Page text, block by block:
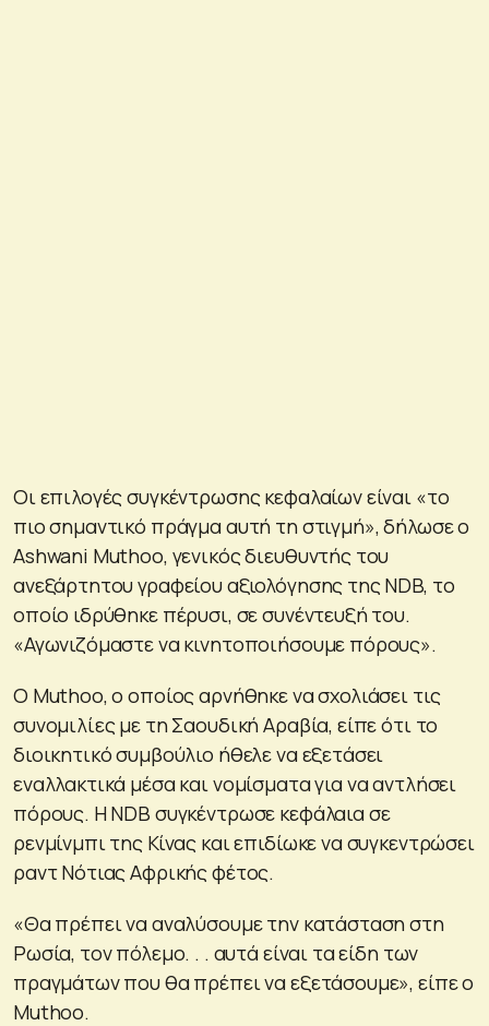
Οι επιλογές συγκέντρωσης κεφαλαίων είναι «το
πιο σημαντικό πράγμα αυτή τη στιγμή», δήλωσε ο
Ashwani Muthoo, γενικός διευθυντής του
ανεξάρτητου γραφείου αξιολόγησης της NDB, το
οποίο ιδρύθηκε πέρυσι, σε συνέντευξή του.
«Αγωνιζόμαστε να κινητοποιήσουμε πόρους».
Ο Muthoo, ο οποίος αρνήθηκε να σχολιάσει τις
συνομιλίες με τη Σαουδική Αραβία, είπε ότι το
διοικητικό συμβούλιο ήθελε να εξετάσει
εναλλακτικά μέσα και νομίσματα για να αντλήσει
πόρους. Η NDB συγκέντρωσε κεφάλαια σε
ρενμίνμπι της Κίνας και επιδίωκε να συγκεντρώσει
ραντ Νότιας Αφρικής φέτος.
«Θα πρέπει να αναλύσουμε την κατάσταση στη
Ρωσία, τον πόλεμο. . . αυτά είναι τα είδη των
πραγμάτων που θα πρέπει να εξετάσουμε», είπε ο
Muthoo.